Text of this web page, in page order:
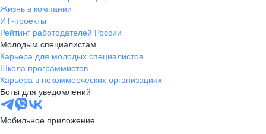
Жизнь в компании
ИТ-проекты
Рейтинг работодателей России
Молодым специалистам
Карьера для молодых специалистов
Школа программистов
Карьера в некоммерческих организациях
Боты для уведомлений
Мобильное приложение